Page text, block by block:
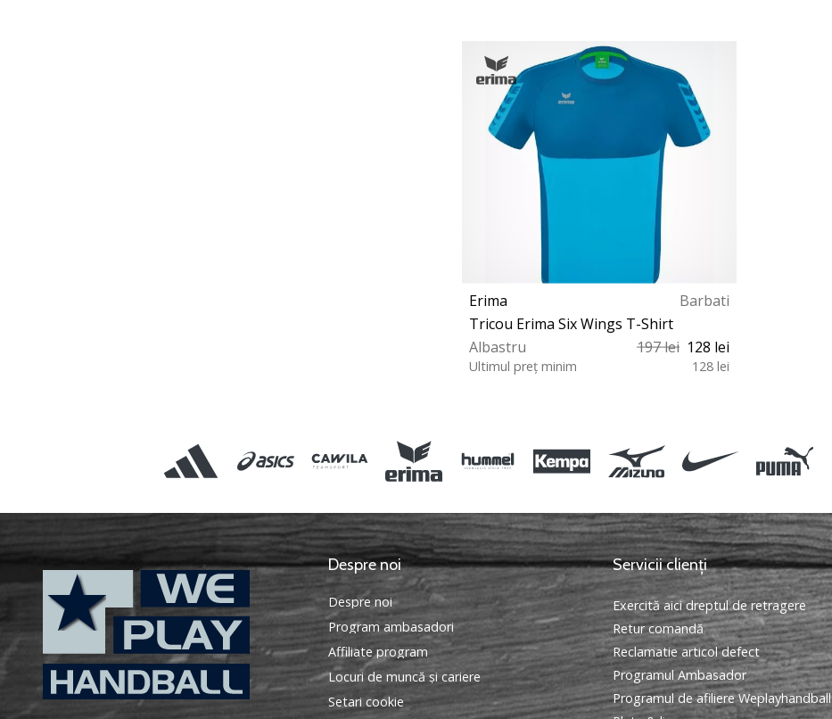
Erima
Barbati
Tricou Erima Six Wings T-Shirt
Albastru
197 lei 128 lei
Ultimul preț minim 128 lei
Despre noi
Despre noi
Program ambasadori
Affiliate program
Locuri de muncă și cariere
Setari cookie
Servicii clienți
Exercită aici dreptul de retragere
Retur comandă
Reclamatie articol defect
Programul Ambasador
Programul de afiliere Weplayhandball